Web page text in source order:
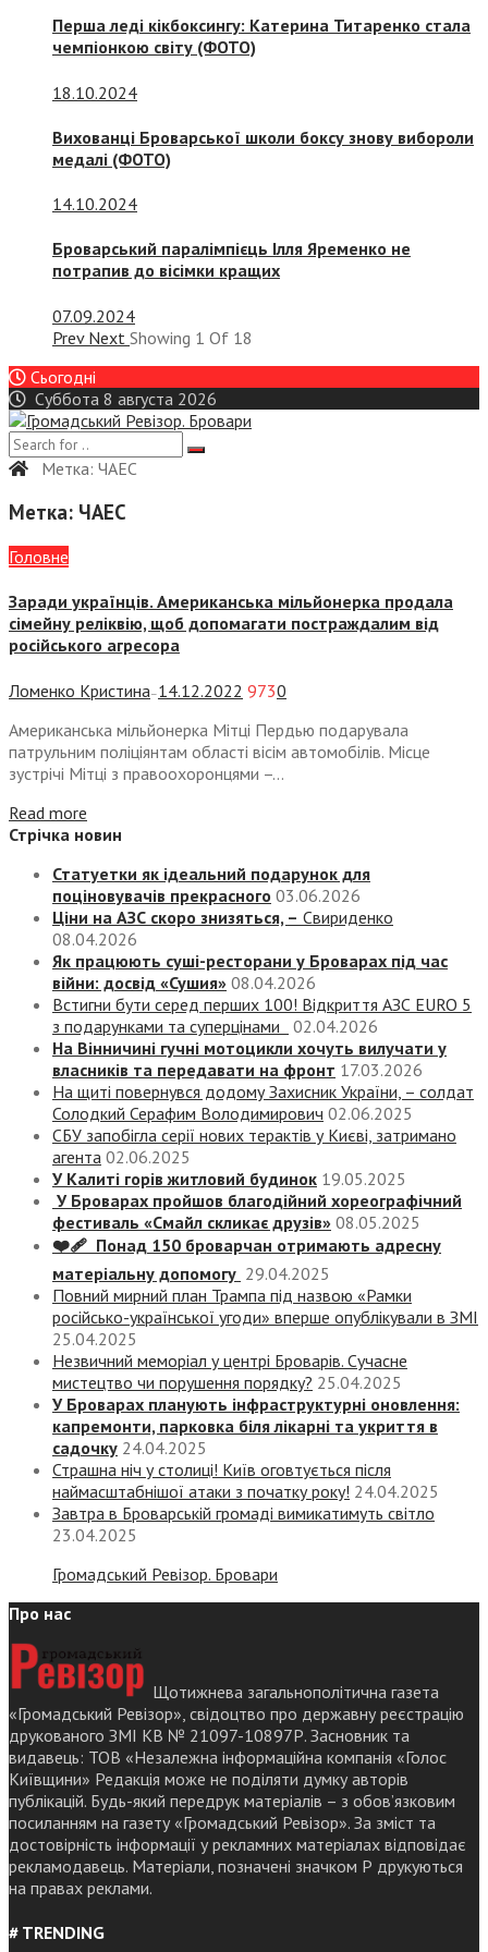
Перша леді кікбоксингу: Катерина Титаренко стала
чемпіонкою світу (ФОТО)
18.10.2024
Вихованці Броварської школи боксу знову вибороли
медалі (ФОТО)
14.10.2024
Броварський паралімпієць Ілля Яременко не
потрапив до вісімки кращих
07.09.2024
Prev Next Showing 1 Of 18
Сьогодні
Суббота 8 августа 2026
Метка: ЧАЕС
Метка: ЧАЕС
Головне
Заради українців. Американська мільйонерка продала
сімейну реліквію, щоб допомагати постраждалим від
російського агресора
Ломенко Кристина — 14.12.2022 9730
Американська мільйонерка Мітці Пердью подарувала
патрульним поліціянтам області вісім автомобілів. Місце
зустрічі Мітці з правоохоронцями –...
Read more
Стрічка новин
Статуетки як ідеальний подарунок для
поціновувачів прекрасного 03.06.2026
Ціни на АЗС скоро знизяться, – Свириденко
08.04.2026
Як працюють суші-ресторани у Броварах під час
війни: досвід «Сушия» 08.04.2026
Встигни бути серед перших 100! Відкриття АЗС EURO 5
з подарунками та суперцінами
02.04.2026
На Вінничині гучні мотоцикли хочуть вилучати у
власників та передавати на фронт 17.03.2026
На щиті повернувся додому Захисник України, – солдат
Солодкий Серафим Володимирович 02.06.2025
СБУ запобігла серії нових терактів у Києві, затримано
агента 02.06.2025
У Калиті горів житловий будинок 19.05.2025
У Броварах пройшов благодійний хореографічний
фестиваль «Смайл скликає друзів» 08.05.2025
❤️‍🩹 Понад 150 броварчан отримають адресну
матеріальну допомогу 29.04.2025
Повний мирний план Трампа під назвою «‎Рамки
російсько-української угоди» вперше опублікували в ЗМІ
25.04.2025
Незвичний меморіал у центрі Броварів. Сучасне
мистецтво чи порушення порядку? 25.04.2025
У Броварах планують інфраструктурні оновлення:
капремонти, парковка біля лікарні та укриття в
садочку 24.04.2025
Страшна ніч у столиці! Київ оговтується після
наймасштабнішої атаки з початку року! 24.04.2025
Завтра в Броварській громаді вимикатимуть світло
23.04.2025
Громадський Ревізор. Бровари
Про нас
Щотижнева загальнополітична газета
«Громадський Ревізор», свідоцтво про державну реєстрацію
друкованого ЗМІ КВ № 21097-10897Р. Засновник та
видавець: ТОВ «Незалежна інформаційна компанія «Голос
Київщини» Редакція може не поділяти думку авторів
публікацій. Будь-який передрук матеріалів – з обов’язковим
посиланням на газету «Громадський Ревізор». За зміст та
достовірність інформації у рекламних матеріалах відповідає
рекламодавець. Матеріали, позначені значком Р друкуються
на правах реклами.
# TRENDING